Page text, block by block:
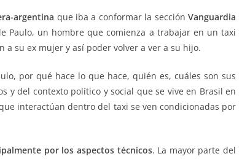
argentina que iba a conformar la secciónVanguardia
Paulo, un hombre que comienza a trabajar en un taxi
su ex mujer y así poder volver a ver a su hijo.
por qué hace lo que hace, quién es, cuáles son sus
y del contexto político y social que se vive en Brasil en
interactúan dentro del taxi se ven condicionadas por
por los aspectos técnicos. La mayor parte del